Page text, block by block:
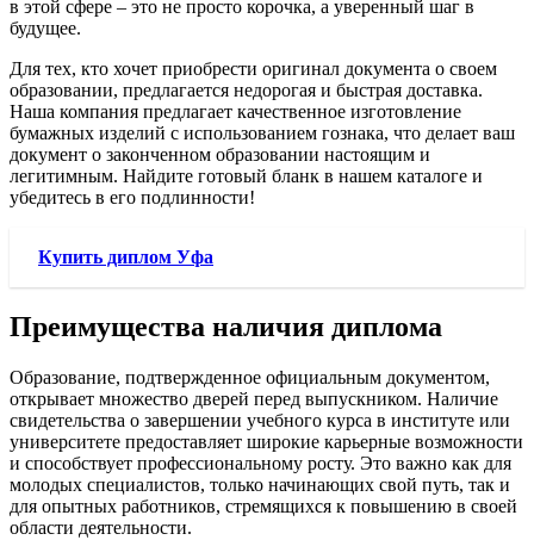
в этой сфере – это не просто корочка, а уверенный шаг в
будущее.
Для тех, кто хочет приобрести оригинал документа о своем
образовании, предлагается недорогая и быстрая доставка.
Наша компания предлагает качественное изготовление
бумажных изделий с использованием гознака, что делает ваш
документ о законченном образовании настоящим и
легитимным. Найдите готовый бланк в нашем каталоге и
убедитесь в его подлинности!
Купить диплом Уфа
Преимущества наличия диплома
Образование, подтвержденное официальным документом,
открывает множество дверей перед выпускником. Наличие
свидетельства о завершении учебного курса в институте или
университете предоставляет широкие карьерные возможности
и способствует профессиональному росту. Это важно как для
молодых специалистов, только начинающих свой путь, так и
для опытных работников, стремящихся к повышению в своей
области деятельности.